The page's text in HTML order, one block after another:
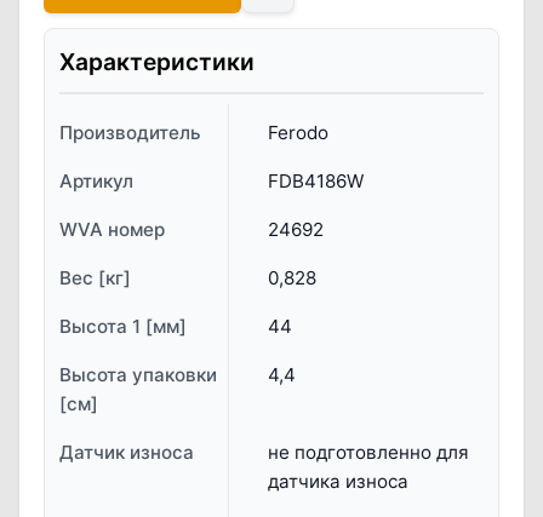
Характеристики
Производитель Ferodo
Артикул FDB4186W
WVA номер 24692
Вес [кг] 0,828
Высота 1 [мм] 44
Высота упаковки
[см]
4,4
Датчик износа
не подготовленно для
датчика износа